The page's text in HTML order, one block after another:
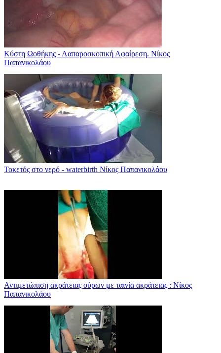
Κύστη Ωοθήκης - Λαπαροσκοπική Αφαίρεση. Νίκος
Παπανικολάου
Τοκετός στο νερό - waterbirth Νίκος Παπανικολάου
Αντιμετώπιση ακράτειας ούρων με ταινία ακράτειας : Νίκος
Παπανικολάου